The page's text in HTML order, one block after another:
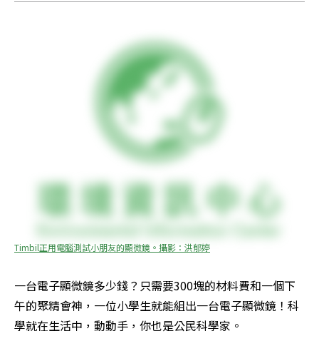
Timbil正用電腦測試小朋友的顯微鏡。攝影：洪郁婷
一台電子顯微鏡多少錢？只需要300塊的材料費和一個下
午的聚精會神，一位小學生就能組出一台電子顯微鏡！科
學就在生活中，動動手，你也是公民科學家。